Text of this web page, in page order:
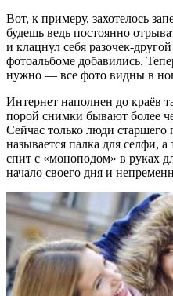
Вот, к примеру, захотелось
будешь ведь постоянно
и клацнул себя разочек-
фотоальбоме добавились.
нужно — все фото видны в
Интернет наполнен до краёв
порой снимки бывают более
Сейчас только люди старшего
называется палка для селфи,
спит с «моноподом» в руках
начало своего дня и